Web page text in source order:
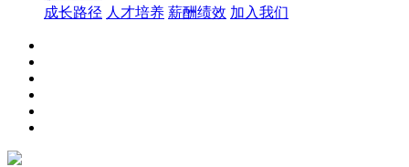
成长路径 人才培养 薪酬绩效 加入我们